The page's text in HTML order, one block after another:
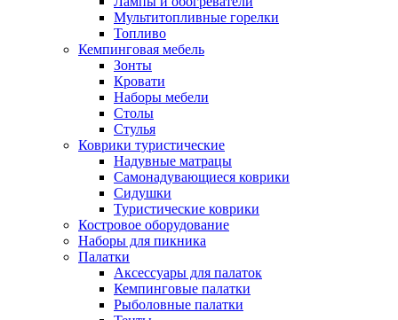
Мультитопливные горелки
Топливо
Кемпинговая мебель
Зонты
Кровати
Наборы мебели
Столы
Стулья
Коврики туристические
Надувные матрацы
Самонадувающиеся коврики
Сидушки
Туристические коврики
Костровое оборудование
Наборы для пикника
Палатки
Аксессуары для палаток
Кемпинговые палатки
Рыболовные палатки